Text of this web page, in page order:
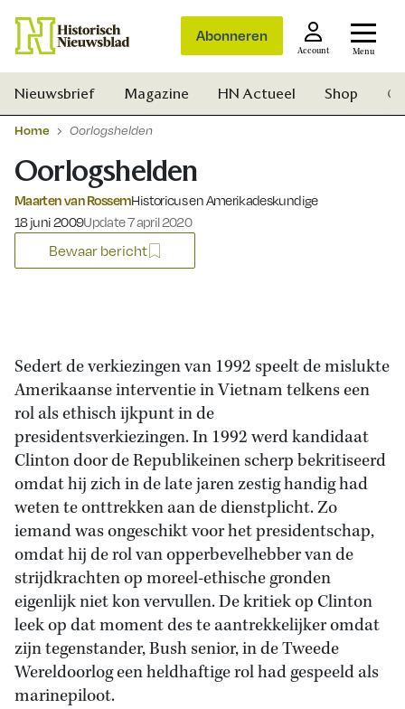
Abonneren
Account Menu
Zoek
Nieuwsbrief Magazine HN Actueel Shop
Home Oorlogshelden
Oorlogshelden
Maarten van RossemHistoricus en Amerikadeskundige
Gepubliceerd op:
18 juni 2009Update 7 april 2020
Bewaar bericht
Sedert de verkiezingen van 1992 speelt de mislukte
Amerikaanse interventie in Vietnam telkens een
rol als ethisch ijkpunt in de
presidentsverkiezingen. In 1992 werd kandidaat
Clinton door de Republikeinen scherp bekritiseerd
omdat hij zich in de late jaren zestig handig had
weten te onttrekken aan de dienstplicht. Zo
iemand was ongeschikt voor het presidentschap,
omdat hij de rol van opperbevelhebber van de
strijdkrachten op moreel-ethische gronden
eigenlijk niet kon vervullen. De kritiek op Clinton
leek op dat moment des te aantrekkelijker omdat
zijn tegenstander, Bush senior, in de Tweede
Wereldoorlog een heldhaftige rol had gespeeld als
marinepiloot.